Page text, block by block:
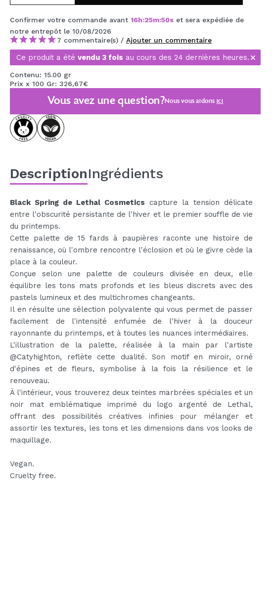
KOREA ZONE
TRAVEL SIZE
NATURE
OFFRES
OUTLET
ILS SONT REVENUS!
BLOG
Confirmer votre commande avant 16h:25m:49s et sera expédiée de
notre entrepôt le 10/08/2026
7 commentaire(s) / Ajouter un commentaire
Ce produit a été vendu 3 fois au cours des 24 dernières heures.
Contenu: 15.00 gr
Prix x 100 Gr: 326,67€
Vous avez une question?Nous vous aidons ici
DescriptionIngrédients
Black Spring de Lethal Cosmetics capture la tension délicate
entre l'obscurité persistante de l'hiver et le premier souffle de vie
du printemps.
Cette palette de 15 fards à paupières raconte une histoire de
renaissance, où l'ombre rencontre l'éclosion et où le givre cède la
place à la couleur.
Conçue selon une palette de couleurs divisée en deux, elle
équilibre les tons mats profonds et les bleus discrets avec des
pastels lumineux et des multichromes changeants.
Il en résulte une sélection polyvalente qui vous permet de passer
facilement de l'intensité enfumée de l'hiver à la douceur
rayonnante du printemps, et à toutes les nuances intermédiaires.
L'illustration de la palette, réalisée à la main par l'artiste
@Catyhighton, reflète cette dualité. Son motif en miroir, orné
d'épines et de fleurs, symbolise à la fois la résilience et le
renouveau.
À l'intérieur, vous trouverez deux teintes marbrées spéciales et un
noir mat emblématique imprimé du logo argenté de Lethal,
offrant des possibilités créatives infinies pour mélanger et
assortir les textures, les tons et les dimensions dans vos looks de
maquillage.
Vegan.
Cruelty free.